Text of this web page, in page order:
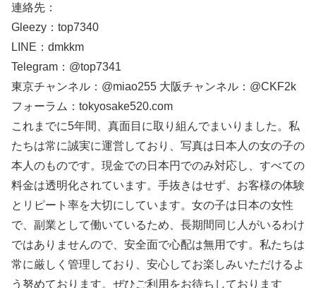
連絡先：
Gleezy：top7340
LINE：dmkkm
Telegram：@top7341
東京チャンネル：@miao255 大阪チャンネル：@CKF2k
フォーラム：tokyosake520.com
これまでに5年間、真面目に取り組んでまいりました。私
たちは常に誠実に運営しており、写真は日本人の女の子の
本人のものです。現金での日本円でのみ対応し、すべての
料金は透明化されています。手抜きはせず、お客様の体験
とリピート率を大切にしています。女の子は日本の女性
で、副業として働いているため、長期間同じ人がいるわけ
ではありませんので、安全面で心配は無用です。私たちは
常に厳しく管理しており、安心してお楽しみいただけるよ
う努めております。ぜひご利用をお待ちしております